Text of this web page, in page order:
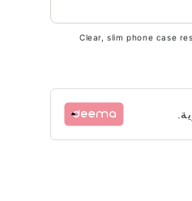
Clear, slim phone case